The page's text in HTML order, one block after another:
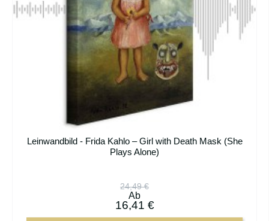
Leinwandbild - Frida Kahlo – Girl with Death Mask (She
Plays Alone)
24,49 €
Ab
16,41 €